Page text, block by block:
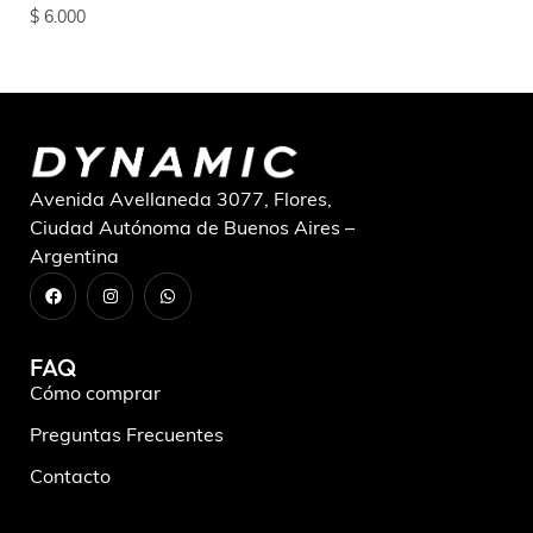
$ 6.000
Avenida Avellaneda 3077, Flores,
Ciudad Autónoma de Buenos Aires –
Argentina
FAQ
Cómo comprar
Preguntas Frecuentes
Contacto